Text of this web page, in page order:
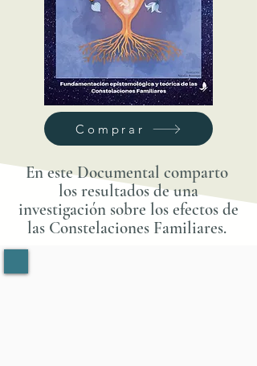
Comprar
En este Documental comparto
los resultados de una
investigación sobre los efectos de
las Constelaciones Familiares.